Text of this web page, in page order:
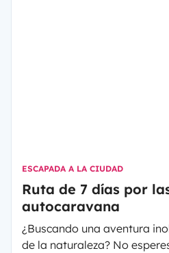
ESCAPADA A LA CIUDAD
Ruta de 7 días por
autocaravana
¿Buscando una aventura
de la naturaleza? No